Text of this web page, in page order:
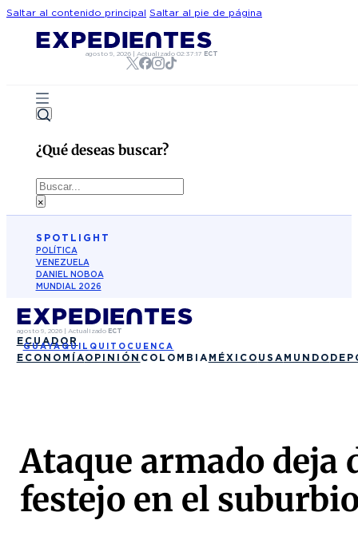
Saltar al contenido principal Saltar al pie de página
agosto 9, 2026 |Actualizado02:37:17 ECT
¿Qué deseas buscar?
Buscar
×
SPOTLIGHT
POLÍTICA
VENEZUELA
DANIEL NOBOA
MUNDIAL 2026
agosto 9, 2026| Actualizado ECT
ECUADOR
GUAYAQUIL QUITO CUENCA
ECONOMÍAOPINIÓN COLOMBIA MÉXICO USA MUNDO
Ataque armado
festejo en el